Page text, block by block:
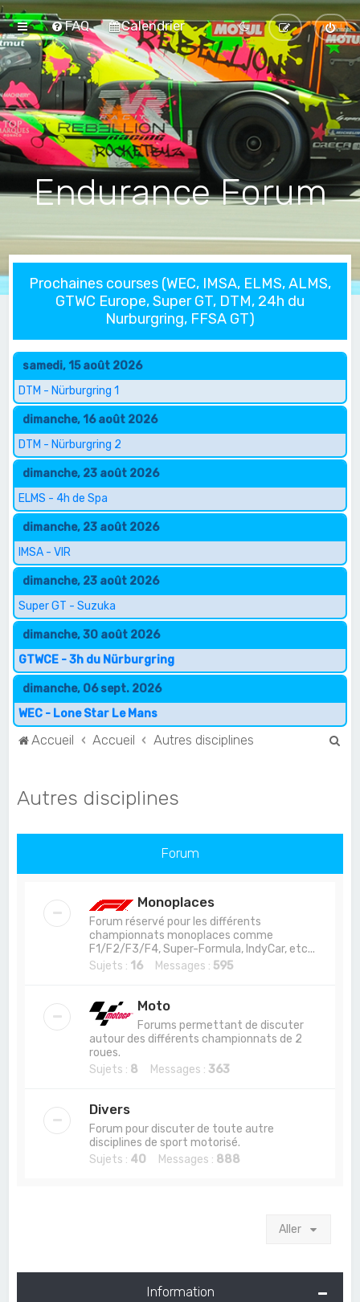
FAQ Calendrier
Endurance Forum
Prochaines courses (WEC, IMSA, ELMS, ALMS,
GTWC Europe, Super GT, DTM, 24h du
Nurburgring, FFSA GT)
samedi, 15 août 2026
DTM - Nürburgring 1
dimanche, 16 août 2026
DTM - Nürburgring 2
dimanche, 23 août 2026
ELMS - 4h de Spa
dimanche, 23 août 2026
IMSA - VIR
dimanche, 23 août 2026
Super GT - Suzuka
dimanche, 30 août 2026
GTWCE - 3h du Nürburgring
dimanche, 06 sept. 2026
WEC - Lone Star Le Mans
Accueil Accueil Autres disciplines
c
Autres disciplines
Forum
Monoplaces
Forum réservé pour les différents
championnats monoplaces comme
F1/F2/F3/F4, Super-Formula, IndyCar, etc...
Sujets : 16 Messages : 595
Moto
Forums permettant de discuter
autour des différents championnats de 2
roues.
Sujets : 8 Messages : 363
Divers
Forum pour discuter de toute autre
disciplines de sport motorisé.
Sujets : 40 Messages : 888
Aller
Information